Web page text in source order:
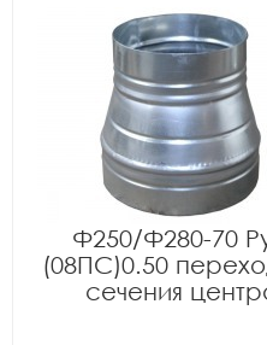
Ф250/Ф280-70
(08ПС)0.50
сечения